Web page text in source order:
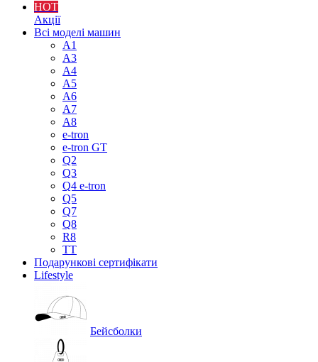
HOT
Акції
Всі моделі машин
A1
A3
A4
A5
A6
A7
A8
e-tron
e-tron GT
Q2
Q3
Q4 e-tron
Q5
Q7
Q8
R8
TT
Подарункові сертифікати
Lifestyle
Бейсболки